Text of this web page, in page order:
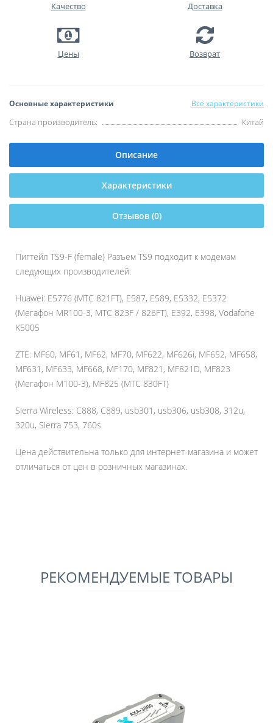
Качество Доставка
Цены Возврат
Основные характеристики Все характеристики
Страна производитель: Китай
Описание
Характеристики
Отзывов (0)
Пигтейл TS9-F (female) Разъем TS9 подходит к модемам
следующих производителей:
Huawei: E5776 (МТС 821FT), E587, E589, E5332, E5372
(Мегафон MR100-3, МТС 823F / 826FT), E392, E398, Vodafone
K5005
ZTE: MF60, MF61, MF62, MF70, MF622, MF626i, MF652, MF658,
MF631, MF633, MF668, MF170, MF821, MF821D, MF823
(Мегафон M100-3), MF825 (МТС 830FT)
Sierra Wireless: C888, C889, usb301, usb306, usb308, 312u,
320u, Sierra 753, 760s
Цена действительна только для интернет-магазина и может
отличаться от цен в розничных магазинах.
РЕКОМЕНДУЕМЫЕ ТОВАРЫ